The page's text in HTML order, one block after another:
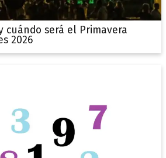
cuándo será el Primavera
2026